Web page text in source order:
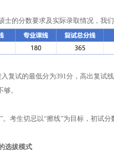
士的分数要求及实际录取情况，我
复试的最低分为391分，高出复试
。
。考生切忌以“擦线”为目标，初试
选拔模式